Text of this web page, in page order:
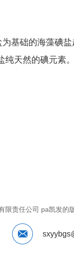
础的海藻碘盐
纯天然的碘元素
限责任公司 pa凯发